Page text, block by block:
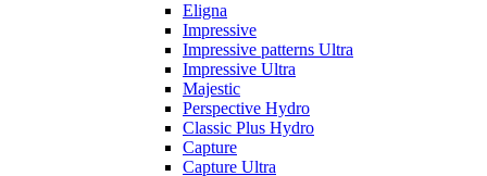
Eligna
Impressive
Impressive patterns Ultra
Impressive Ultra
Majestic
Perspective Hydro
Classic Plus Hydro
Capture
Capture Ultra